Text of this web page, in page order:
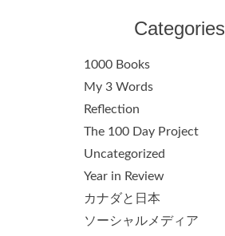
Categories
1000 Books
My 3 Words
Reflection
The 100 Day Project
Uncategorized
Year in Review
カナダと日本
ソーシャルメディア